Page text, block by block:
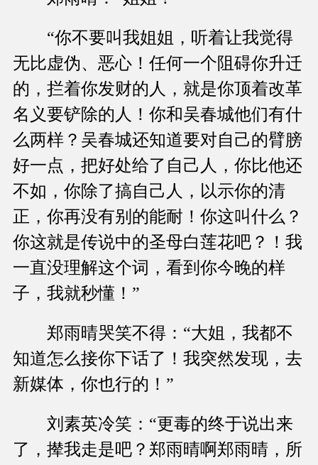
“你不要叫我姐姐，听着让我觉得
无比虚伪、恶心！任何一个阻碍你升迁
的，拦着你发财的人，就是你顶着改革
名义要铲除的人！你和吴春城他们有什
么两样？吴春城还知道要对自己的臂膀
好一点，把好处给了自己人，你比他还
不如，你除了搞自己人，以示你的清
正，你再没有别的能耐！你这叫什么？
你这就是传说中的圣母白莲花吧？！我
一直没理解这个词，看到你今晚的样
子，我就秒懂！”
郑雨晴哭笑不得：“大姐，我都不
知道怎么接你下话了！我突然发现，去
新媒体，你也行的！”
刘素英冷笑：“更毒的终于说出来
了，撵我走是吧？郑雨晴啊郑雨晴，所